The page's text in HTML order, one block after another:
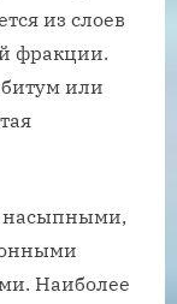
из слоев
фракции.
или
насыпными,
Наиболее